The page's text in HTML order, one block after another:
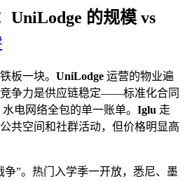
UniLodge 的规模 vs
板一块。 UniLodge 运营的物业遍
争力是供应链稳定——标准化合同
电网络全包的单一账单。 Iglu 走
共空间和社群活动，但价格明显高
争”。热门入学季一开放，悉尼、墨